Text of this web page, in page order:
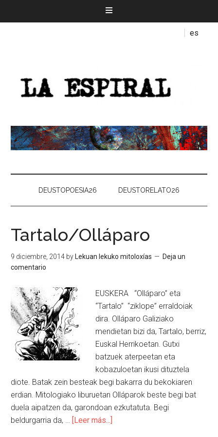
es
DEUSTOPOESIA26 DEUSTORELATO26
Tartalo/Olláparo
9 diciembre, 2014 by Lekuan lekuko mitoloxías
Deja un
comentario
EUSKERA “Olláparo” eta
“Tartalo” “ziklope” erraldoiak
dira. Olláparo Galiziako
mendietan bizi da, Tartalo, berriz,
Euskal Herrikoetan. Gutxi
batzuek aterpeetan eta
kobazuloetan ikusi dituztela
diote. Batak zein besteak begi bakarra du bekokiaren
erdian. Mitologiako liburuetan Olláparok beste begi bat
duela aipatzen da, garondoan ezkutatuta. Begi
beldurgarria da, … [Leer más...]